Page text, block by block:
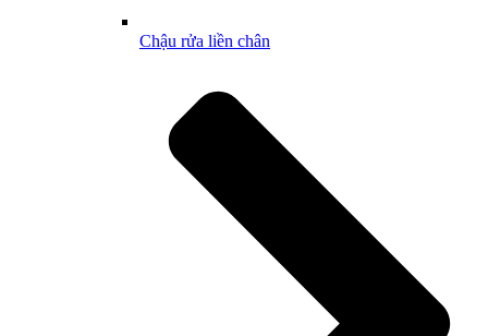
Chậu rửa liền chân